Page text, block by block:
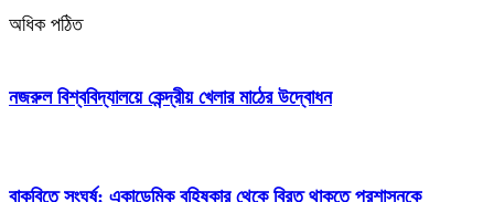
অধিক পঠিত
নজরুল বিশ্ববিদ্যালয়ে কেন্দ্রীয় খেলার মাঠের উদ্বোধন
বাকৃবিতে সংঘর্ষ: একাডেমিক বহিষ্কার থেকে বিরত থাকতে প্রশাসনকে